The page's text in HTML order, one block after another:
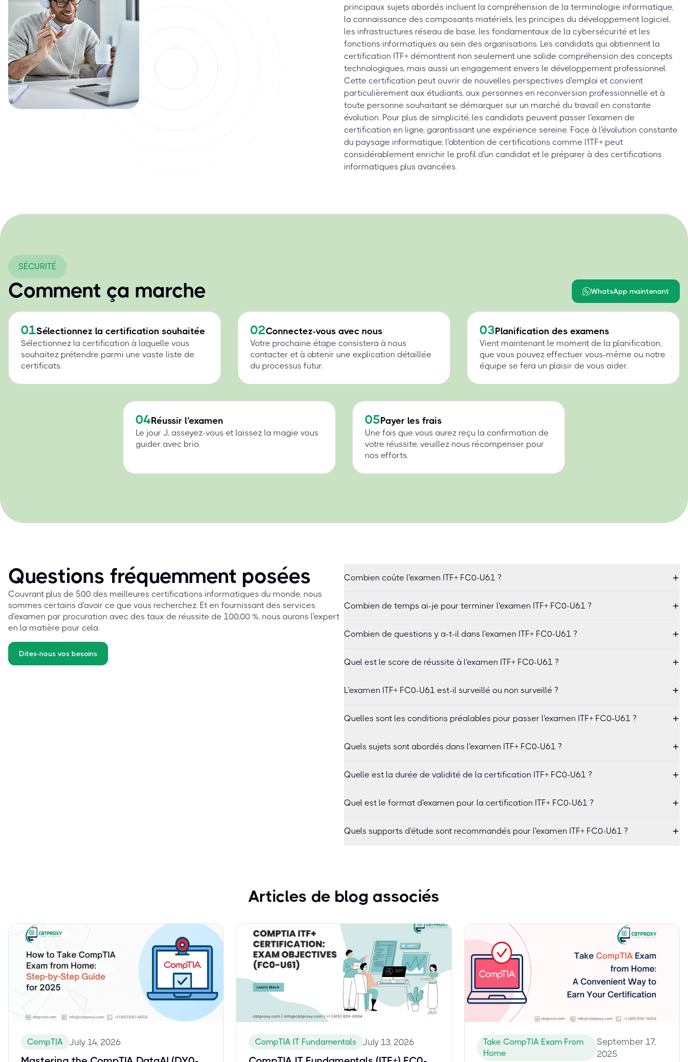
principaux sujets abordés incluent la compréhension de la terminologie informatique,
la connaissance des composants matériels, les principes du développement logiciel,
les infrastructures réseau de base, les fondamentaux de la cybersécurité et les
fonctions informatiques au sein des organisations. Les candidats qui obtiennent la
certification ITF+ démontrent non seulement une solide compréhension des concepts
technologiques, mais aussi un engagement envers le développement professionnel.
Cette certification peut ouvrir de nouvelles perspectives d'emploi et convient
particulièrement aux étudiants, aux personnes en reconversion professionnelle et à
toute personne souhaitant se démarquer sur un marché du travail en constante
évolution. Pour plus de simplicité, les candidats peuvent passer l'examen de
certification en ligne, garantissant une expérience sereine. Face à l'évolution constante
du paysage informatique, l'obtention de certifications comme l'ITF+ peut
considérablement enrichir le profil d'un candidat et le préparer à des certifications
informatiques plus avancées.
SÉCURITÉ
Comment ça marche WhatsApp maintenant
01Sélectionnez la certification souhaitée
Sélectionnez la certification à laquelle vous
souhaitez prétendre parmi une vaste liste de
certificats.
02Connectez-vous avec nous
Votre prochaine étape consistera à nous
contacter et à obtenir une explication détaillée
du processus futur.
03Planification des examens
Vient maintenant le moment de la planification,
que vous pouvez effectuer vous-même ou notre
équipe se fera un plaisir de vous aider.
04Réussir l'examen
Le jour J, asseyez-vous et laissez la magie vous
guider avec brio.
05Payer les frais
Une fois que vous aurez reçu la confirmation de
votre réussite, veuillez nous récompenser pour
nos efforts.
Questions fréquemment posées
Couvrant plus de 500 des meilleures certifications informatiques du monde, nous
sommes certains d'avoir ce que vous recherchez. Et en fournissant des services
d'examen par procuration avec des taux de réussite de 100,00 %, nous aurons l'expert
en la matière pour cela.
Dites-nous vos besoins
Combien coûte l'examen ITF+ FC0-U61 ?
Combien de temps ai-je pour terminer l'examen ITF+ FC0-U61 ?
Combien de questions y a-t-il dans l'examen ITF+ FC0-U61 ?
Quel est le score de réussite à l'examen ITF+ FC0-U61 ?
L'examen ITF+ FC0-U61 est-il surveillé ou non surveillé ?
Quelles sont les conditions préalables pour passer l'examen ITF+ FC0-U61 ?
Quels sujets sont abordés dans l'examen ITF+ FC0-U61 ?
Quelle est la durée de validité de la certification ITF+ FC0-U61 ?
Quel est le format d'examen pour la certification ITF+ FC0-U61 ?
Quels supports d'étude sont recommandés pour l'examen ITF+ FC0-U61 ?
Articles de blog associés
CompTIA July 14, 2026 CompTIA IT Fundamentals July 13, 2026
Take CompTIA Exam From
Home
September 17,
2025